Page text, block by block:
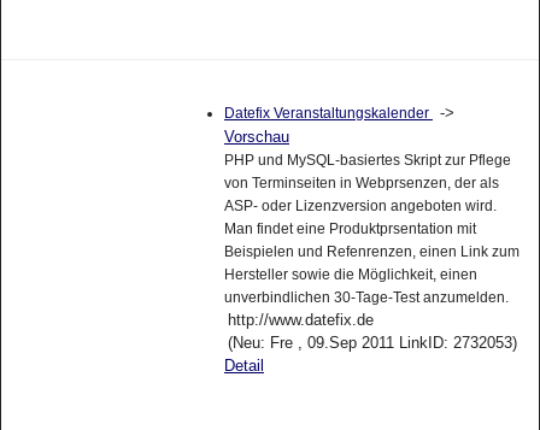
Datefix Veranstaltungskalender
->
Vorschau
PHP und MySQL-basiertes Skript zur Pflege
von Terminseiten in Webprsenzen, der als
ASP- oder Lizenzversion angeboten wird.
Man findet eine Produktprsentation mit
Beispielen und Refenrenzen, einen Link zum
Hersteller sowie die Möglichkeit, einen
unverbindlichen 30-Tage-Test anzumelden.
http://www.datefix.de
(Neu: Fre , 09.Sep 2011 LinkID: 2732053)
Detail